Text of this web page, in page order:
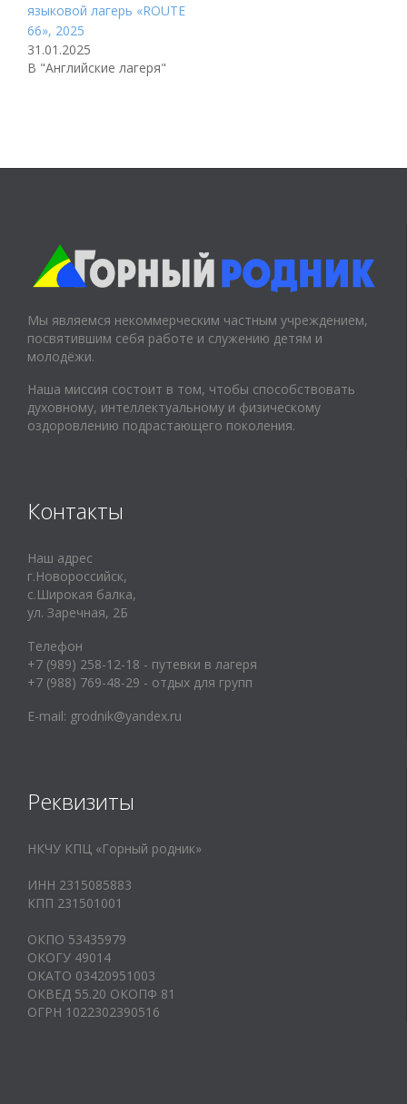
языковой лагерь «ROUTE
66», 2025
31.01.2025
В "Английские лагеря"
Мы являемся некоммерческим частным учреждением,
посвятившим себя работе и служению детям и
молодёжи.
Наша миссия состоит в том, чтобы способствовать
духовному, интеллектуальному и физическому
оздоровлению подрастающего поколения.
Контакты
Наш адрес
г.Новороссийск,
с.Широкая балка,
ул. Заречная, 2Б
Телефон
+7 (989) 258-12-18 - путевки в лагеря
+7 (988) 769-48-29 - отдых для групп
E-mail: grodnik@yandex.ru
Реквизиты
НКЧУ КПЦ «Горный родник»
ИНН 2315085883
КПП 231501001
ОКПО 53435979
ОКОГУ 49014
ОКАТО 03420951003
ОКВЕД 55.20 ОКОПФ 81
ОГРН 1022302390516